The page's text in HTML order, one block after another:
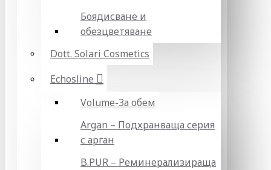
Боядисване и
обезцветяване
Dott. Solari Cosmetics
Echosline
Volume-За обем
Argan – Подхранваща серия
с арган
B.PUR – Реминерализираща